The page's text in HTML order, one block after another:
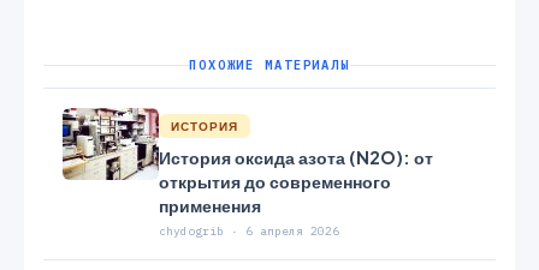
ПОХОЖИЕ МАТЕРИАЛЫ
ИСТОРИЯ
История оксида азота (N2O): от
открытия до современного
применения
chydogrib · 6 апреля 2026